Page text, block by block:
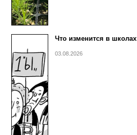
Что изменится в школах
03.08.2026